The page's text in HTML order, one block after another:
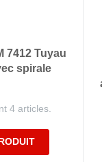
7412 Tuyau
spirale
4 articles.